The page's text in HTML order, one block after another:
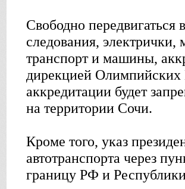
Свободно передвигаться
следования,
транспорт и машины,
дирекцией Олимпийских
аккредитации будет
на территории Сочи.
Кроме того, указ
автотранспорта через
границу РФ и